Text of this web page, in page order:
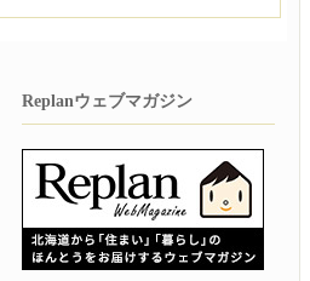
Replanウェブマガジン